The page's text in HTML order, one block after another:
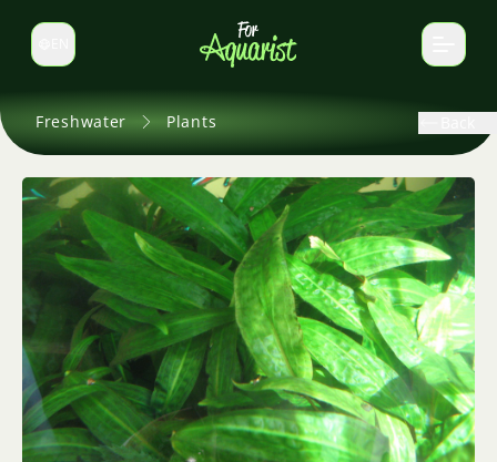
Switch language
Freshwater Plants